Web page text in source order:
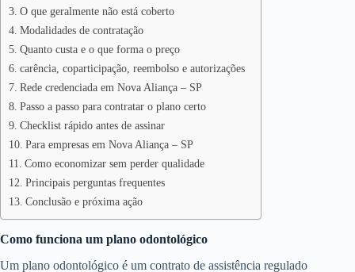
O que geralmente não está coberto
Modalidades de contratação
Quanto custa e o que forma o preço
carência, coparticipação, reembolso e autorizações
Rede credenciada em Nova Aliança – SP
Passo a passo para contratar o plano certo
Checklist rápido antes de assinar
Para empresas em Nova Aliança – SP
Como economizar sem perder qualidade
Principais perguntas frequentes
Conclusão e próxima ação
Como funciona um plano odontológico
Um plano odontológico é um contrato de assistência regulado